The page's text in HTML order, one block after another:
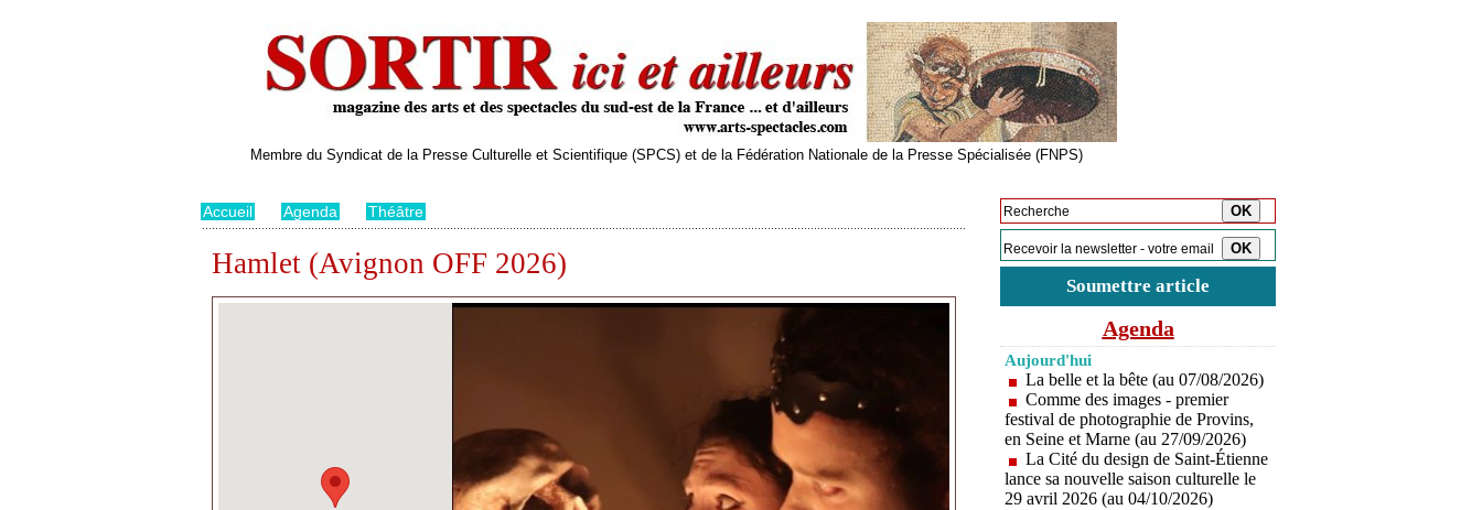
Membre du Syndicat de la Presse Culturelle et Scientifique (SPCS) et de la Fédération Nationale de la Presse Spécialisée (FNPS)
Accueil Agenda Théâtre
Hamlet (Avignon OFF 2026)
Soumettre article
Agenda
Aujourd'hui
La belle et la bête (au 07/08/2026)
Comme des images - premier
festival de photographie de Provins,
en Seine et Marne (au 27/09/2026)
La Cité du design de Saint-Étienne
lance sa nouvelle saison culturelle le
29 avril 2026 (au 04/10/2026)